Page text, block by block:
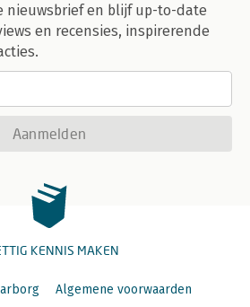
nieuwsbrief en blijf up-to-date
en recensies, inspirerende
Aanmelden
KENNIS MAKEN
Algemene voorwaarden